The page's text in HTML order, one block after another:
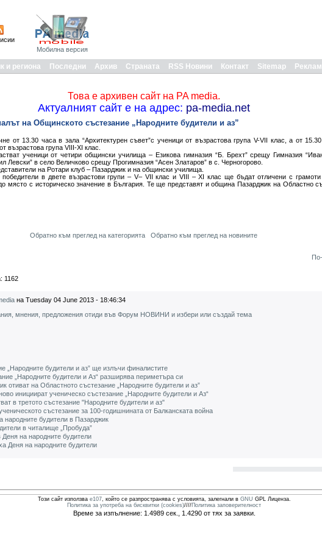
Мобилна версия
и региона Последни Архив Страната RSS Новини Контакт Sitemap
Това е архивен сайт на PA media.
Актуалният сайт е на адрес: pa-media.net
на Общинското състезание „Народните будители и аз”
от 13.30 часа в зала “Архитектурен съвет”с ученици от възрастова група V-VІІ клас, а от
възрастова група VІІІ-ХІ клас.
ученици от четири общински училища – Езикова гимназия “Б. Брехт” срещу Гимназия
Левски” в село Величково срещу Прогимназия “Асен Златаров” в с. Черногорово.
на Ротари клуб – Пазарджик и на общински училища.
в двете възрастови групи – V– VІІ клас и VІІІ – ХІ клас ще бъдат отличени с
място с историческо значение в България. Те ще представят и община Пазарджик на Областно
Обратно към преглед на категорията
Обратно към преглед на новините
1162
на Tuesday 04 June 2013 - 18:46:34
мнения, предложения отиди във Форум НОВИНИ и избери или създай тема
„Народните будители и аз” ще излъчи финалистите
„Народните будители и Аз“ разширява периметъра си
отиват на Областното състезание „Народните будители и аз”
инициират ученическо състезание „Народните будители и Аз“
в третото състезание "Народните будители и аз"
състезание за 100-годишнината от Балканската война
народните будители в Пазарджик
в читалище „Пробуда”
на народните будители
Деня на народните будители
Този сайт използва e107, който се разпространява с условията, залегнали в GNU GPL Лиценза.
Политика за употреба на бисквитки (cookies)////Политика заповерителност
Време за изпълнение: 1.4989 сек., 1.4290 от тях за заявки.